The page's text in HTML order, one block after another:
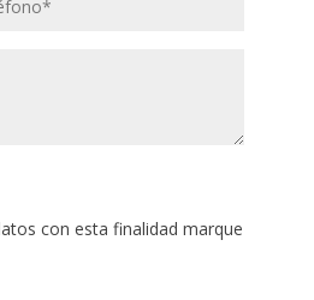
con esta finalidad marque